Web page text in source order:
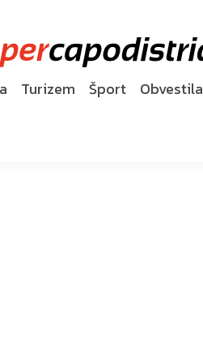
Turizem Šport Obvestila